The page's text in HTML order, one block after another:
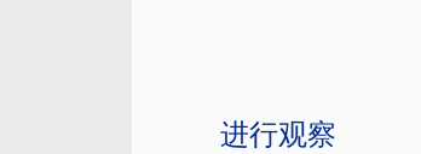
进行观察